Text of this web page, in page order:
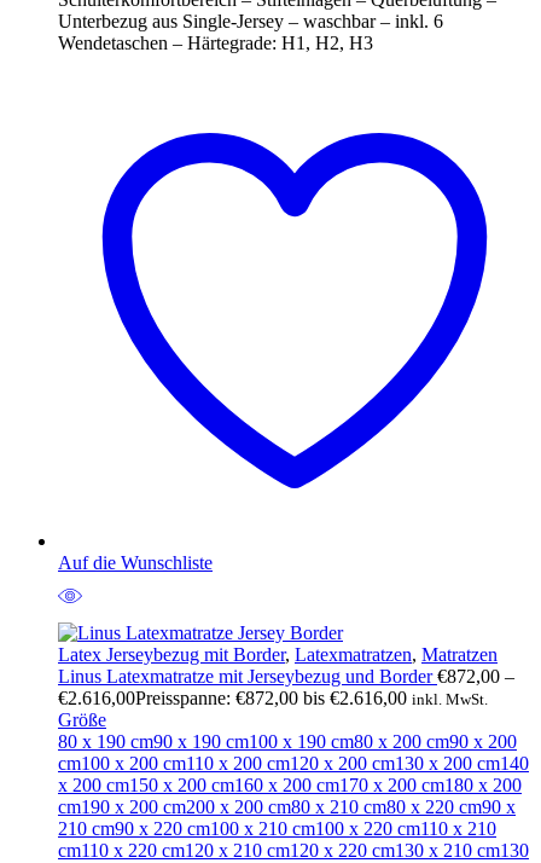
Unterbezug aus Single-Jersey – waschbar – inkl. 6
Wendetaschen – Härtegrade: H1, H2, H3
Auf die Wunschliste
Latex Jerseybezug mit Border, Latexmatratzen, Matratzen
Linus Latexmatratze mit Jerseybezug und Border€872,00 –
€2.616,00Preisspanne: €872,00 bis €2.616,00 inkl. MwSt.
Größe
80 x 190 cm90 x 190 cm100 x 190 cm80 x 200 cm90 x 200
cm100 x 200 cm110 x 200 cm120 x 200 cm130 x 200 cm140
x 200 cm150 x 200 cm160 x 200 cm170 x 200 cm180 x 200
cm190 x 200 cm200 x 200 cm80 x 210 cm80 x 220 cm90 x
210 cm90 x 220 cm100 x 210 cm100 x 220 cm110 x 210
cm110 x 220 cm120 x 210 cm120 x 220 cm130 x 210 cm130